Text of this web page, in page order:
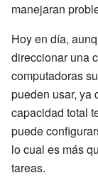
manejaran
Hoy en día,
direccionar una
computadoras
pueden usar, ya
capacidad total
puede
lo cual es más
tareas.